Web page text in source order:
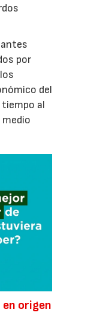
por
del
al
origen